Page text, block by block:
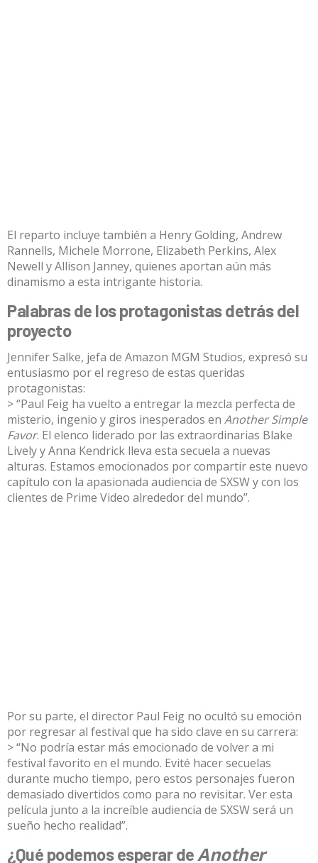
El reparto incluye también a Henry Golding, Andrew
Rannells, Michele Morrone, Elizabeth Perkins, Alex
Newell y Allison Janney, quienes aportan aún más
dinamismo a esta intrigante historia.
Palabras de los protagonistas detrás del
proyecto
Jennifer Salke, jefa de Amazon MGM Studios, expresó su
entusiasmo por el regreso de estas queridas
protagonistas:
> “Paul Feig ha vuelto a entregar la mezcla perfecta de
misterio, ingenio y giros inesperados en Another Simple
Favor. El elenco liderado por las extraordinarias Blake
Lively y Anna Kendrick lleva esta secuela a nuevas
alturas. Estamos emocionados por compartir este nuevo
capítulo con la apasionada audiencia de SXSW y con los
clientes de Prime Video alrededor del mundo”.
Por su parte, el director Paul Feig no ocultó su emoción
por regresar al festival que ha sido clave en su carrera:
> “No podría estar más emocionado de volver a mi
festival favorito en el mundo. Evité hacer secuelas
durante mucho tiempo, pero estos personajes fueron
demasiado divertidos como para no revisitar. Ver esta
película junto a la increíble audiencia de SXSW será un
sueño hecho realidad”.
¿Qué podemos esperar deAnother